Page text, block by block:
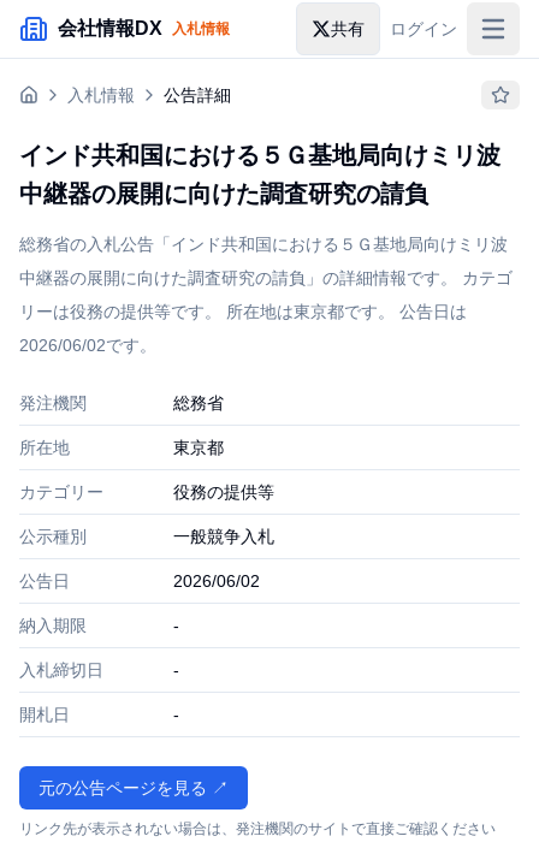
メインコンテンツにスキップ
会社情報DX 入札情報 共有 ログイン
入札情報
助成金・補助金
入札情報 公告詳細
インド共和国における５Ｇ基地局向けミリ波
中継器の展開に向けた調査研究の請負
総務省の入札公告「インド共和国における５Ｇ基地局向けミリ波
中継器の展開に向けた調査研究の請負」の詳細情報です。 カテゴ
リーは役務の提供等です。 所在地は東京都です。 公告日は
2026/06/02です。
発注機関 総務省
所在地 東京都
カテゴリー 役務の提供等
公示種別 一般競争入札
公告日 2026/06/02
納入期限 -
入札締切日 -
開札日 -
元の公告ページを見る ↗
リンク先が表示されない場合は、発注機関のサイトで直接ご確認ください